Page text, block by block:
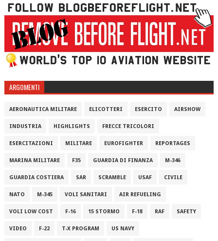
ARGOMENTI
AERONAUTICA MILITARE ELICOTTERI ESERCITO AIRSHOW
INDUSTRIA HIGHLIGHTS FRECCE TRICOLORI
ESERCITAZIONI MILITARE EUROFIGHTER REPORTAGES
MARINA MILITARE F35 GUARDIA DI FINANZA M-346
GUARDIA COSTIERA SAR SCRAMBLE USAF CIVILE
NATO M-345 VOLI SANITARI AIR REFUELING
VOLI LOW COST F-16 15 STORMO F-18 RAF SAFETY
VIDEO F-22 T-X PROGRAM US NAVY